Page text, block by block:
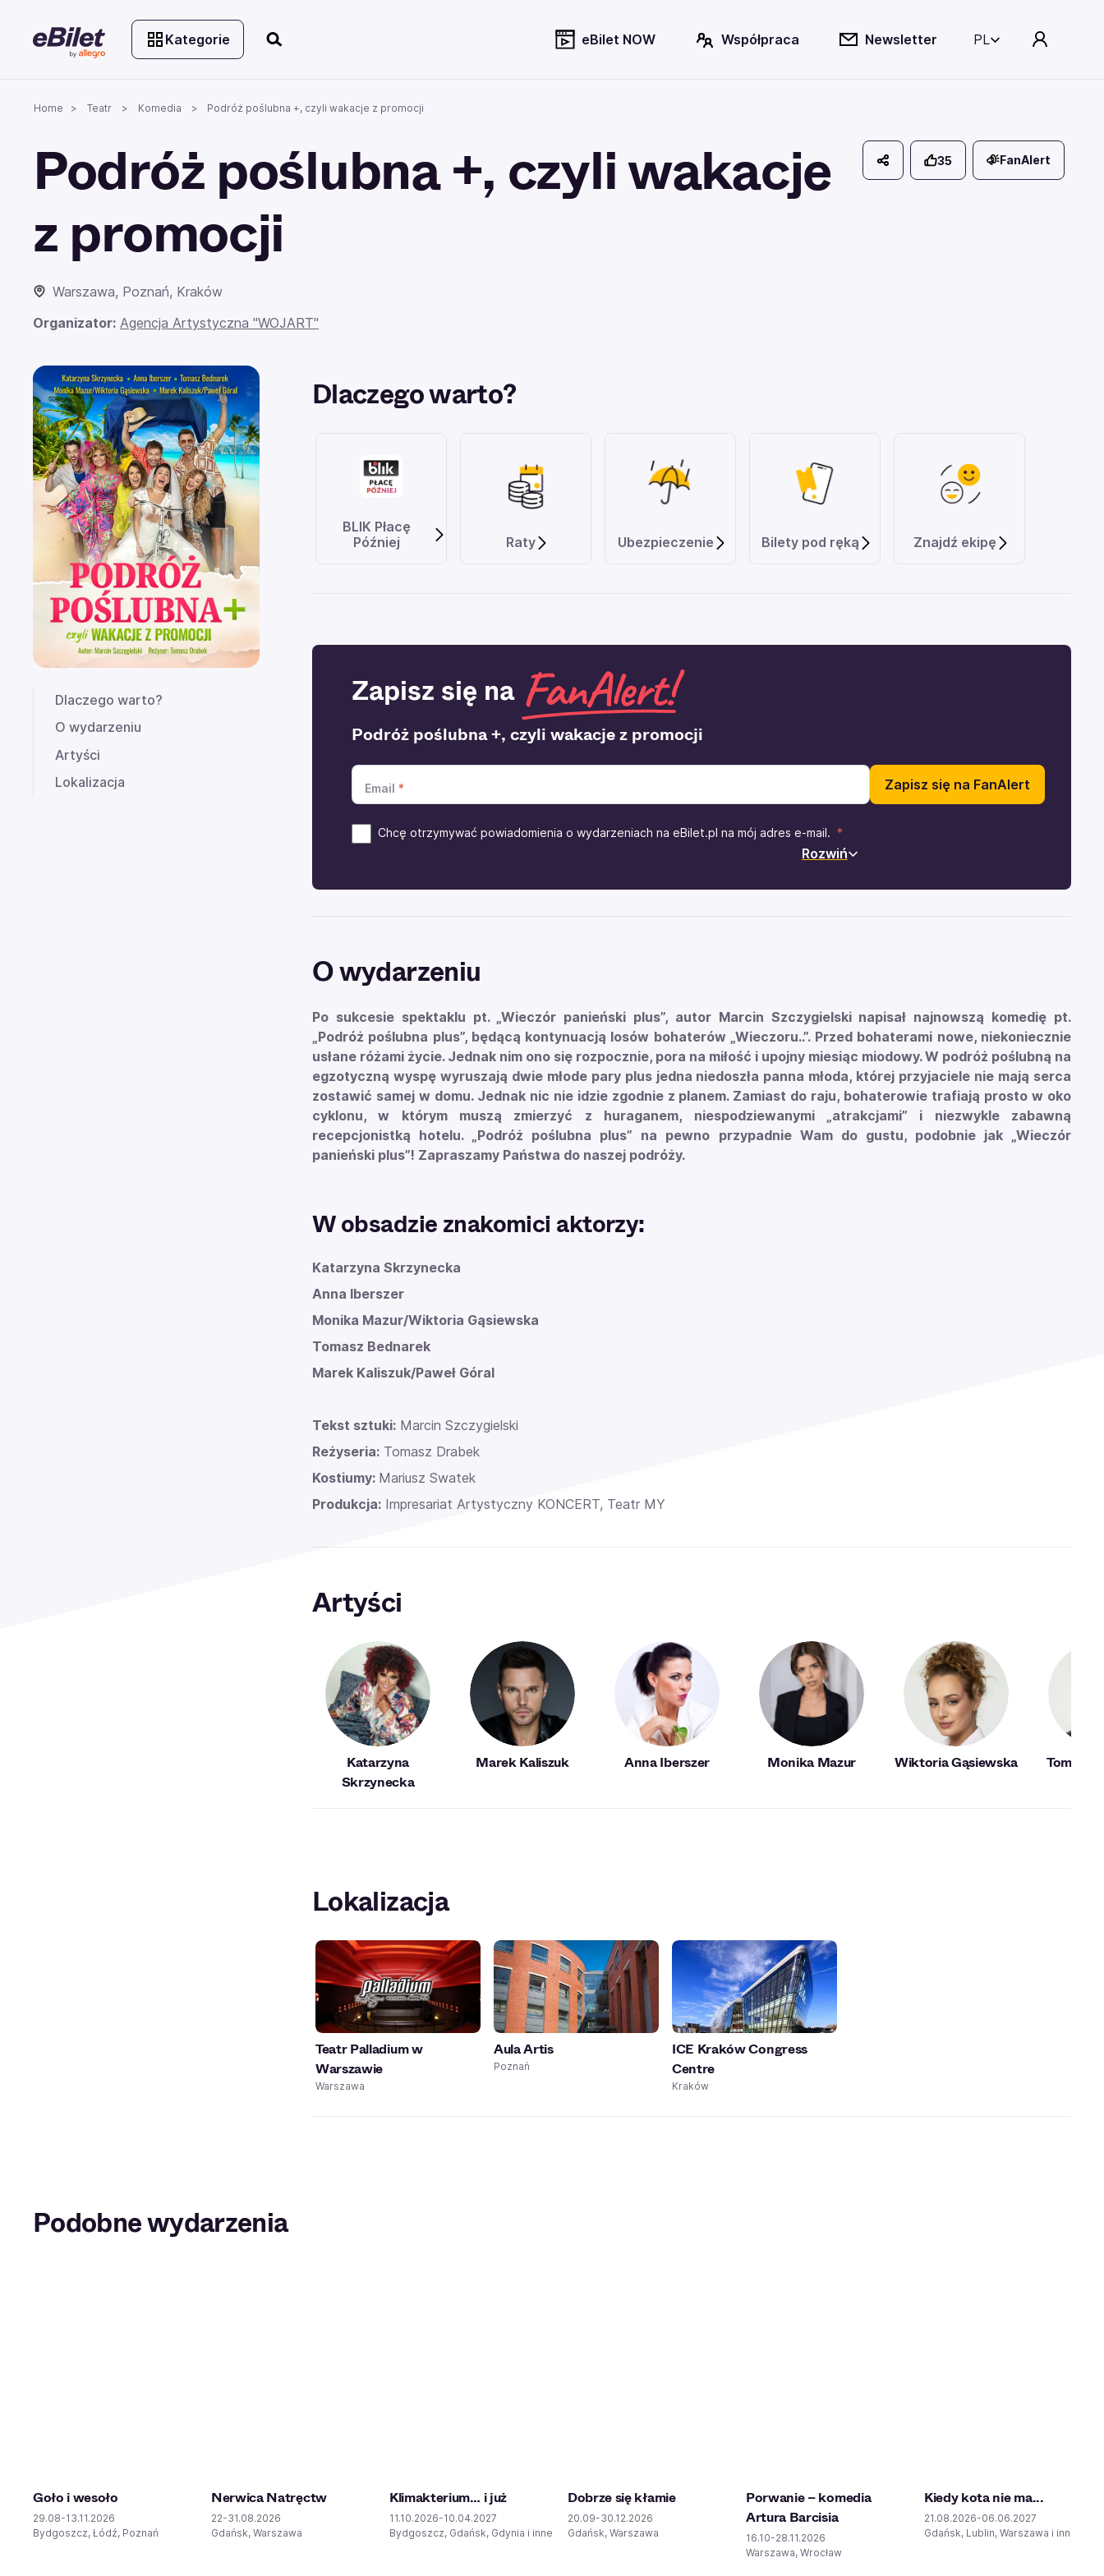
Kategorie eBilet NOW Współpraca Newsletter PL
Home Teatr Komedia Podróż poślubna +, czyli wakacje z promocji
Podróż poślubna +, czyli wakacje
z promocji
Warszawa, Poznań, Kraków
Organizator: Agencja Artystyczna "WOJART"
35 FanAlert
Dlaczego warto?
O wydarzeniu
Artyści
Lokalizacja
Dlaczego warto?
BLIK Płacę
Później
Raty Ubezpieczenie Bilety pod ręką Znajdź ekipę
Zapisz się na
Podróż poślubna +, czyli wakacje z promocji
Email Zapisz się na FanAlert
Chcę otrzymywać powiadomienia o wydarzeniach na eBilet.pl na mój adres e-mail.
Rozwiń
O wydarzeniu
Po sukcesie spektaklu pt. „Wieczór panieński plus”, autor Marcin Szczygielski napisał najnowszą komedię pt.
„Podróż poślubna plus”, będącą kontynuacją losów bohaterów „Wieczoru..”. Przed bohaterami nowe, niekoniecznie
usłane różami życie. Jednak nim ono się rozpocznie, pora na miłość i upojny miesiąc miodowy. W podróż poślubną na
egzotyczną wyspę wyruszają dwie młode pary plus jedna niedoszła panna młoda, której przyjaciele nie mają serca
zostawić samej w domu. Jednak nic nie idzie zgodnie z planem. Zamiast do raju, bohaterowie trafiają prosto w oko
cyklonu, w którym muszą zmierzyć z huraganem, niespodziewanymi „atrakcjami” i niezwykle zabawną
recepcjonistką hotelu. „Podróż poślubna plus” na pewno przypadnie Wam do gustu, podobnie jak „Wieczór
panieński plus”! Zapraszamy Państwa do naszej podróży.
W obsadzie znakomici aktorzy:
Katarzyna Skrzynecka
Anna Iberszer
Monika Mazur/Wiktoria Gąsiewska
Tomasz Bednarek
Marek Kaliszuk/Paweł Góral
Tekst sztuki: Marcin Szczygielski
Reżyseria: Tomasz Drabek
Kostiumy: Mariusz Swatek
Produkcja: Impresariat Artystyczny KONCERT, Teatr MY
Artyści
Katarzyna
Skrzynecka
Marek Kaliszuk Anna Iberszer Monika Mazur Wiktoria Gąsiewska Tomasz
Lokalizacja
Teatr Palladium w
Warszawie
Warszawa
Aula Artis
Poznań
ICE Kraków Congress
Centre
Kraków
Podobne wydarzenia
Goło i wesoło
29.08-13.11.2026
Bydgoszcz, Łódź, Poznań
Nerwica Natręctw
22-31.08.2026
Gdańsk, Warszawa
Klimakterium… i już
11.10.2026-10.04.2027
Bydgoszcz, Gdańsk, Gdynia i inne
Dobrze się kłamie
20.09-30.12.2026
Gdańsk, Warszawa
Porwanie – komedia
Artura Barcisia
16.10-28.11.2026
Warszawa, Wrocław
Kiedy kota nie ma...
21.08.2026-06.06.2027
Gdańsk, Lublin, Warszawa i inne